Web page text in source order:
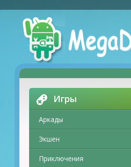
Игры
Аркады
Экшен
Приключения